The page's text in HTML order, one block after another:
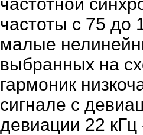
частоты с 75
малые
выбранных на
гармоник
сигнале с
девиации 22 кГц